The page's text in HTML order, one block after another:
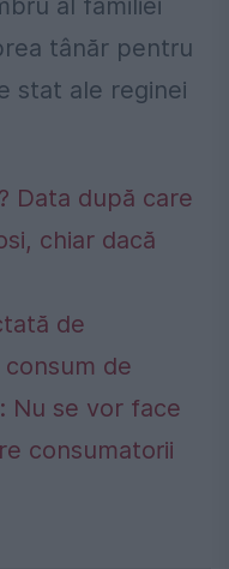
al familiei
tânăr pentru
stat ale reginei
Data după care
chiar dacă
de
de
Nu se vor face
consumatorii